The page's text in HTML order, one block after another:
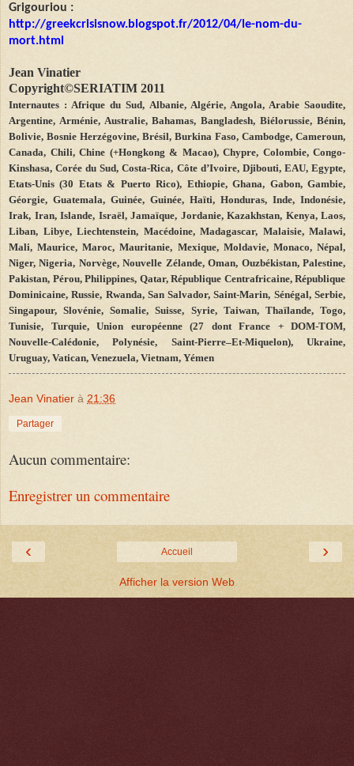
Grigouriou :
http://greekcrisisnow.blogspot.fr/2012/04/le-nom-du-
mort.html
Jean Vinatier
Copyright©SERIATIM 2011
Internautes : Afrique du Sud, Albanie, Algérie, Angola, Arabie Saoudite,
Argentine, Arménie, Australie, Bahamas, Bangladesh, Biélorussie, Bénin,
Bolivie, Bosnie Herzégovine, Brésil, Burkina Faso, Cambodge, Cameroun,
Canada, Chili, Chine (+Hongkong & Macao), Chypre, Colombie, Congo-
Kinshasa, Corée du Sud, Costa-Rica, Côte d’Ivoire, Djibouti, EAU, Egypte,
Etats-Unis (30 Etats & Puerto Rico), Ethiopie, Ghana, Gabon, Gambie,
Géorgie, Guatemala, Guinée, Guinée, Haïti, Honduras, Inde, Indonésie,
Irak, Iran, Islande, Israël, Jamaïque, Jordanie, Kazakhstan, Kenya, Laos,
Liban, Libye, Liechtenstein, Macédoine, Madagascar, Malaisie, Malawi,
Mali, Maurice, Maroc, Mauritanie, Mexique, Moldavie, Monaco, Népal,
Niger, Nigeria, Norvège, Nouvelle Zélande, Oman, Ouzbékistan, Palestine,
Pakistan, Pérou, Philippines, Qatar, République Centrafricaine, République
Dominicaine, Russie, Rwanda, San Salvador, Saint-Marin, Sénégal, Serbie,
Singapour, Slovénie, Somalie, Suisse, Syrie, Taiwan, Thaïlande, Togo,
Tunisie, Turquie, Union européenne (27 dont France + DOM-TOM,
Nouvelle-Calédonie, Polynésie, Saint-Pierre–Et-Miquelon), Ukraine,
Uruguay, Vatican, Venezuela, Vietnam, Yémen
Jean Vinatier à 21:36
Partager
Aucun commentaire:
Enregistrer un commentaire
‹ ›
Accueil
Afficher la version Web